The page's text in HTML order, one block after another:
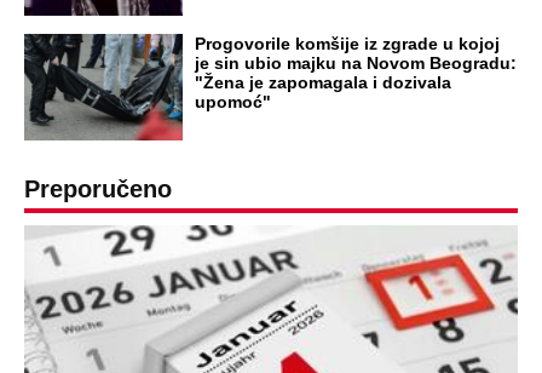
Progovorile komšije iz zgrade u kojoj
je sin ubio majku na Novom Beogradu:
"Žena je zapomagala i dozivala
upomoć"
Preporučeno